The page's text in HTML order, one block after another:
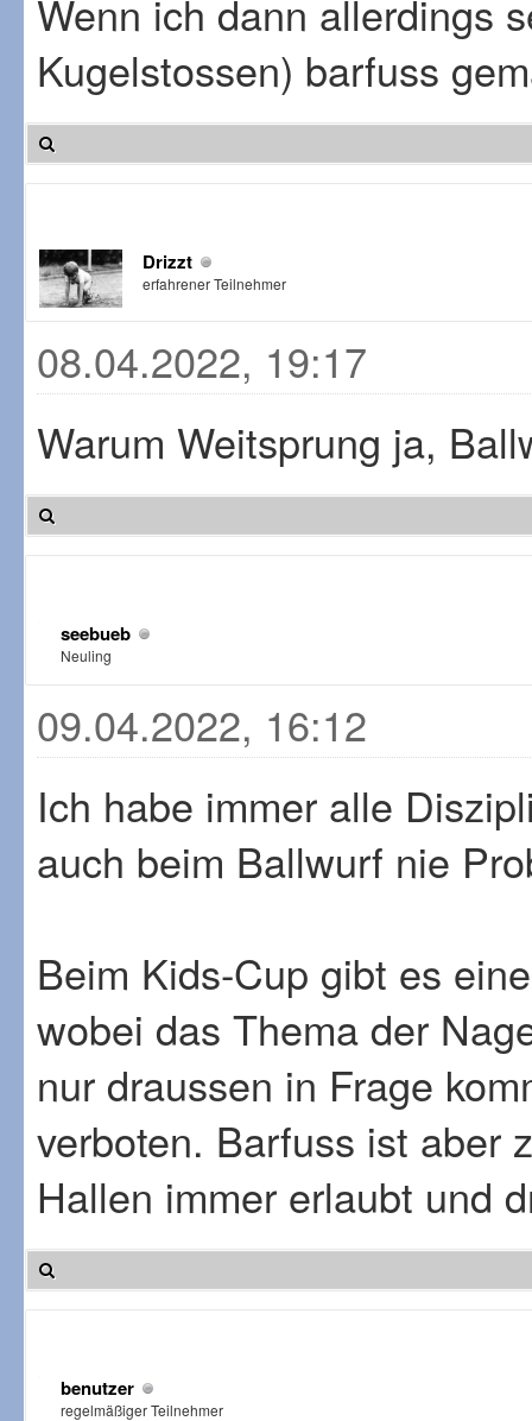
Wenn ich dann allerdings
Kugelstossen) barfuss
Drizzt
erfahrener Teilnehmer
08.04.2022, 19:17
Warum Weitsprung ja,
seebueb
Neuling
09.04.2022, 16:12
Ich habe immer alle
auch beim Ballwurf nie
Beim Kids-Cup gibt es
wobei das Thema der
nur draussen in Frage
verboten. Barfuss ist aber
Hallen immer erlaubt und
benutzer
regelmäßiger Teilnehmer